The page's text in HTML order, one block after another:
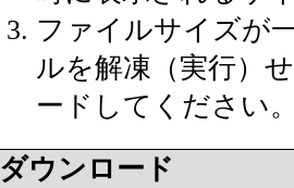
ファイルサイズが
ルを解凍（実行）
ードしてください
ダウンロード